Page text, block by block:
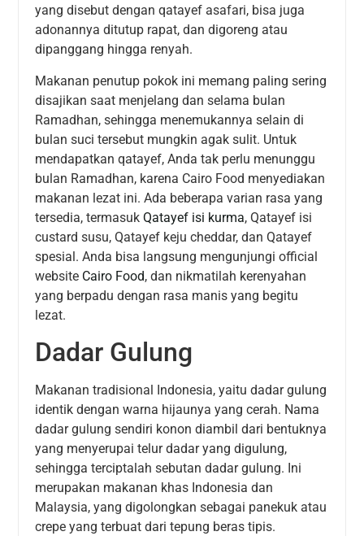
yang disebut dengan qatayef asafari, bisa juga
adonannya ditutup rapat, dan digoreng atau
dipanggang hingga renyah.
Makanan penutup pokok ini memang paling sering
disajikan saat menjelang dan selama bulan
Ramadhan, sehingga menemukannya selain di
bulan suci tersebut mungkin agak sulit. Untuk
mendapatkan qatayef, Anda tak perlu menunggu
bulan Ramadhan, karena Cairo Food menyediakan
makanan lezat ini. Ada beberapa varian rasa yang
tersedia, termasukQatayef isi kurma, Qatayef isi
custard susu, Qatayef keju cheddar, dan Qatayef
spesial. Anda bisa langsung mengunjungi official
website Cairo Food, dan nikmatilah kerenyahan
yang berpadu dengan rasa manis yang begitu
lezat.
Dadar Gulung
Makanan tradisional Indonesia, yaitu dadar gulung
identik dengan warna hijaunya yang cerah. Nama
dadar gulung sendiri konon diambil dari bentuknya
yang menyerupai telur dadar yang digulung,
sehingga terciptalah sebutan dadar gulung. Ini
merupakan makanan khas Indonesia dan
Malaysia, yang digolongkan sebagai panekuk atau
crepe yang terbuat dari tepung beras tipis.